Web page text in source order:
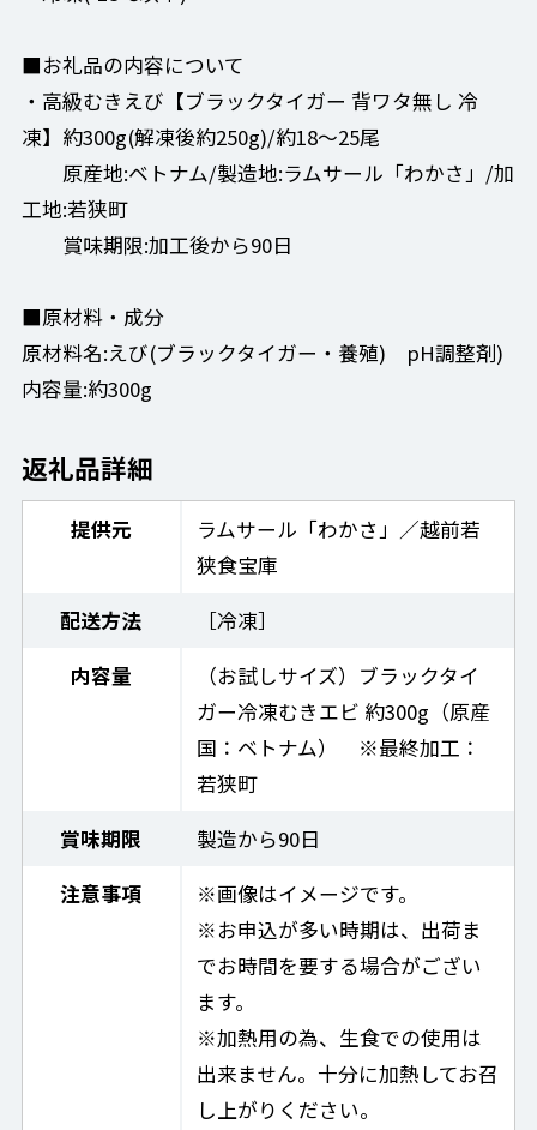
■お礼品の内容について
・高級むきえび【ブラックタイガー 背ワタ無し 冷
凍】約300g(解凍後約250g)/約18～25尾
原産地:ベトナム/製造地:ラムサール「わかさ」/加
工地:若狭町
賞味期限:加工後から90日
■原材料・成分
原材料名:えび(ブラックタイガー・養殖) pH調整剤)
内容量:約300g
返礼品詳細
提供元
ラムサール「わかさ」／越前若
狭食宝庫
配送方法
［冷凍］
内容量
（お試しサイズ）ブラックタイ
ガー冷凍むきエビ 約300g（原産
国：ベトナム） ※最終加工：
若狭町
賞味期限
製造から90日
注意事項
※画像はイメージです。
※お申込が多い時期は、出荷ま
でお時間を要する場合がござい
ます。
※加熱用の為、生食での使用は
出来ません。十分に加熱してお召
し上がりください。